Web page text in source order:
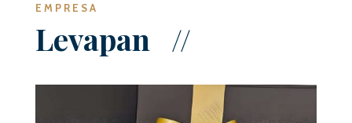
EMPRESA
Levapan //